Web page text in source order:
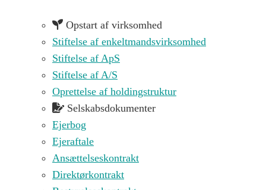
Opstart af virksomhed
Stiftelse af enkeltmandsvirksomhed
Stiftelse af ApS
Stiftelse af A/S
Oprettelse af holdingstruktur
Selskabsdokumenter
Ejerbog
Ejeraftale
Ansættelseskontrakt
Direktørkontrakt